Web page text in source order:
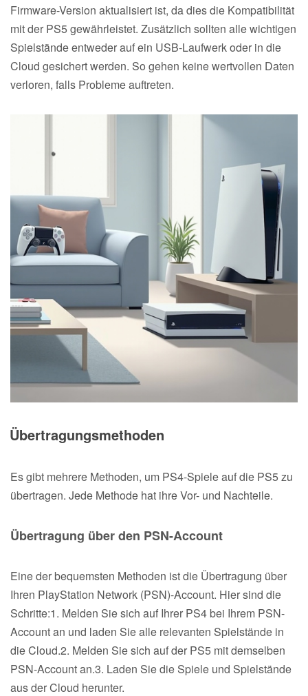
Firmware-Version aktualisiert ist, da dies die Kompatibilität
mit der PS5 gewährleistet. Zusätzlich sollten alle wichtigen
Spielstände entweder auf ein USB-Laufwerk oder in die
Cloud gesichert werden. So gehen keine wertvollen Daten
verloren, falls Probleme auftreten.
Übertragungsmethoden
Es gibt mehrere Methoden, um PS4-Spiele auf die PS5 zu
übertragen. Jede Methode hat ihre Vor- und Nachteile.
Übertragung über den PSN-Account
Eine der bequemsten Methoden ist die Übertragung über
Ihren PlayStation Network (PSN)-Account. Hier sind die
Schritte:1. Melden Sie sich auf Ihrer PS4 bei Ihrem PSN-
Account an und laden Sie alle relevanten Spielstände in
die Cloud.2. Melden Sie sich auf der PS5 mit demselben
PSN-Account an.3. Laden Sie die Spiele und Spielstände
aus der Cloud herunter.